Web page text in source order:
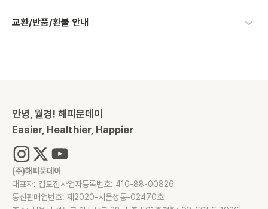
교환/반품/환불 안내
안녕, 월경! 해피문데이
Easier, Healthier, Happier
(주)해피문데이
대표자: 김도진사업자등록번호: 410-88-00826
통신판매업번호: 제2020-서울성동-02470호